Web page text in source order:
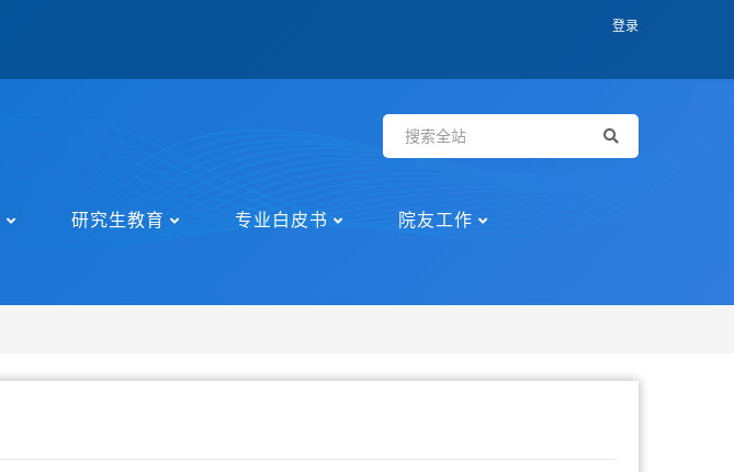
登录
研究生教育 专业白皮书 院友工作